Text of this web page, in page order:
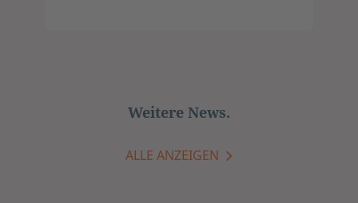
Weitere News.
ALLE ANZEIGEN